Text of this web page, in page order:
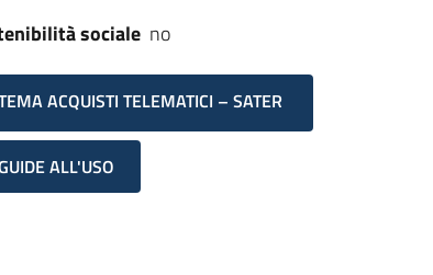
sociale no
ACQUISTI TELEMATICI – SATER
ALL'USO